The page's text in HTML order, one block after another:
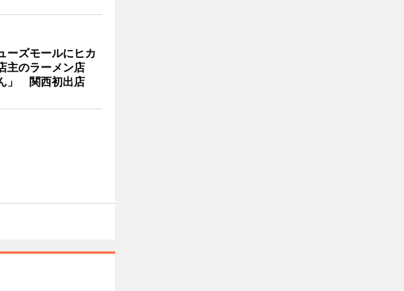
ーズモールにヒカ
主のラーメン店
」 関西初出店